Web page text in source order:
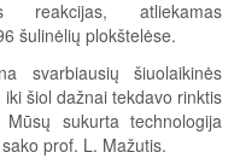
reakcijas, atliekamas
šulinėlių plokštelėse.
svarbiausių šiuolaikinės
šiol dažnai tekdavo rinktis
sukurta technologija
prof. L. Mažutis.